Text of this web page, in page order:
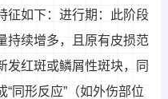
征如下：进行期：此阶段
持续增多，且原有皮损范
发红斑或鳞屑性斑块，同
同形反应”（如外伤部位